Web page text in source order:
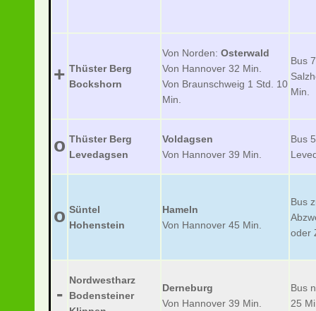
+ Thüster Berg
Bockshorn
Von Norden: Osterwald
Von Hannover 32 Min.
Von Braunschweig 1 Std. 10
Min.
Bus
Min.
o Thüster Berg
Levedagsen
Voldagsen
Von Hannover 39 Min.
Bus
o Süntel
Hohenstein
Hameln
Von Hannover 45 Min.
Bus
oder
-
Nordwestharz
Bodensteiner
Derneburg
Von Hannover 39 Min.
Bus
25